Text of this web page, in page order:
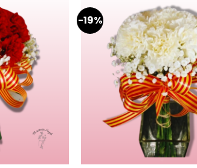
-19%